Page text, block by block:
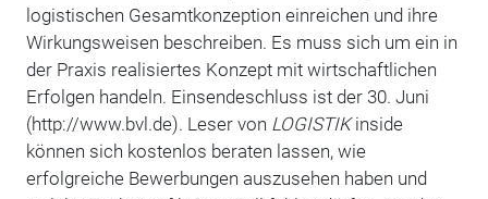
logistischen Gesamtkonzeption einreichen und ihre
Wirkungsweisen beschreiben. Es muss sich um ein in
der Praxis realisiertes Konzept mit wirtschaftlichen
Erfolgen handeln. Einsendeschluss ist der 30. Juni
(http://www.bvl.de). Leser von LOGISTIKinside
können sich kostenlos beraten lassen, wie
erfolgreiche Bewerbungen auszusehen haben und